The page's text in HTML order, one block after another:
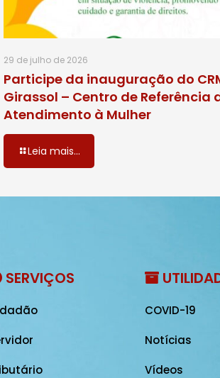
29 de julho de 2026
Participe da inauguração do
Girassol – Centro de Referência
Atendimento à Mulher
Leia mais...
SERVIÇOS
COVID-19
Notícias
Vídeos